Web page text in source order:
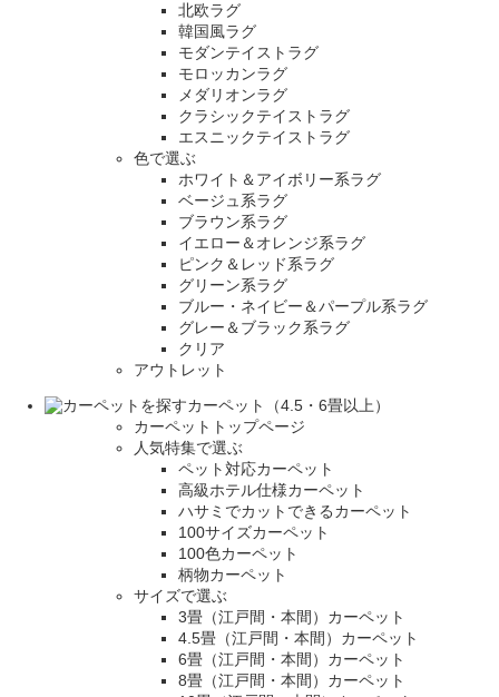
北欧ラグ
韓国風ラグ
モダンテイストラグ
モロッカンラグ
メダリオンラグ
クラシックテイストラグ
エスニックテイストラグ
色で選ぶ
ホワイト＆アイボリー系ラグ
ベージュ系ラグ
ブラウン系ラグ
イエロー＆オレンジ系ラグ
ピンク＆レッド系ラグ
グリーン系ラグ
ブルー・ネイビー＆パープル系ラグ
グレー＆ブラック系ラグ
クリア
アウトレット
カーペット（4.5・6畳以上）
カーペットトップページ
人気特集で選ぶ
ペット対応カーペット
高級ホテル仕様カーペット
ハサミでカットできるカーペット
100サイズカーペット
100色カーペット
柄物カーペット
サイズで選ぶ
3畳（江戸間・本間）カーペット
4.5畳（江戸間・本間）カーペット
6畳（江戸間・本間）カーペット
8畳（江戸間・本間）カーペット